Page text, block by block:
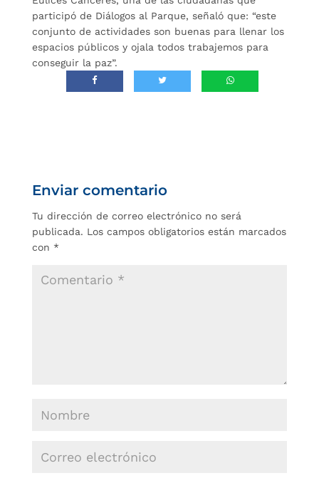
participó de Diálogos al Parque, señaló que: “este
conjunto de actividades son buenas para llenar los
espacios públicos y ojala todos trabajemos para
conseguir la paz”.
Enviar comentario
Tu dirección de correo electrónico no será
publicada. Los campos obligatorios están marcados
con *